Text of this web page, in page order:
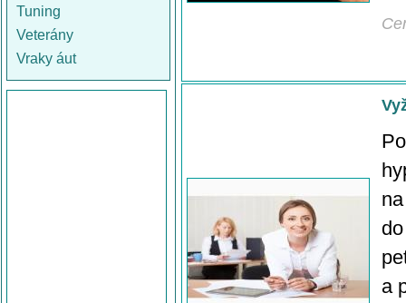
Tuning
Veterány
Vraky áut
a